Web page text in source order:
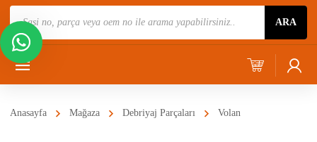
Ara
ARA
Anasayfa Mağaza Debriyaj Parçaları Volan